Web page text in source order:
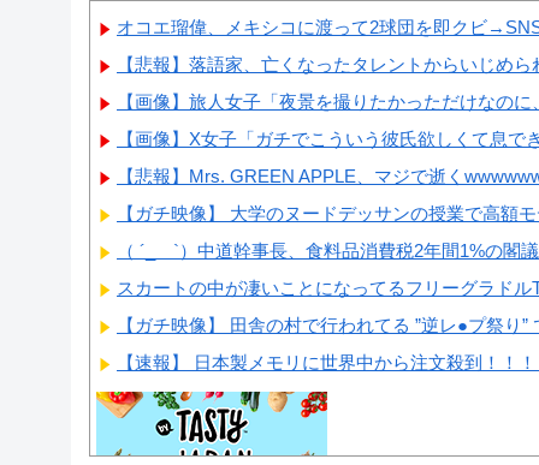
オコエ瑠偉、メキシコに渡って2球団を即クビ
【悲報】落語家、亡くなったタレントからいじめ
【画像】旅人女子「夜景を撮りたかっただけなの
【画像】X女子「ガチでこういう彼氏欲しくて息で
【悲報】Mrs. GREEN APPLE、マジで逝く
【ガチ映像】 大学のヌードデッサンの授業で高額
（ ´_ゝ`）中道幹事長、食料品消費税2年間1%の
スカートの中が凄いことになってるフリーグラドル
【ガチ映像】 田舎の村で行われてる ”逆レ●プ祭り
【速報】 日本製メモリに世界中から注文殺到！！